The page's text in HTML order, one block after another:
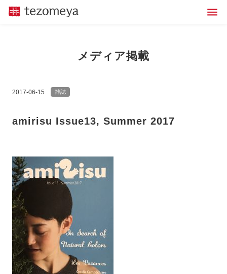
メディア掲載
2017-06-15 雑誌
amirisu Issue13, Summer 2017